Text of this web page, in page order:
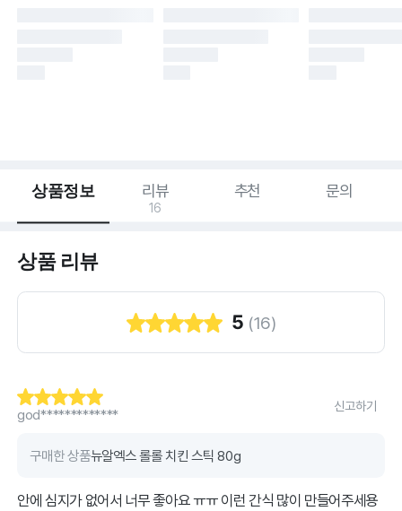
상품정보 리뷰
16
추천 문의
상품 리뷰
5 (16)
god*************
신고하기
구매한 상품뉴알엑스 롤롤 치킨 스틱 80g
안에 심지가 없어서 너무 좋아요 ㅠㅠ 이런 간식 많이 만들어주세용